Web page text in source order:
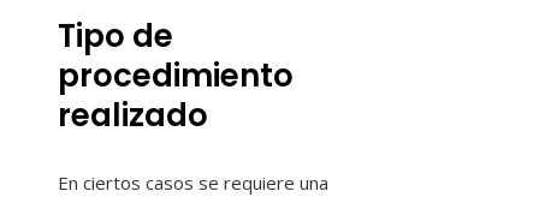
Tipo de
procedimiento
realizado
En ciertos casos se requiere una